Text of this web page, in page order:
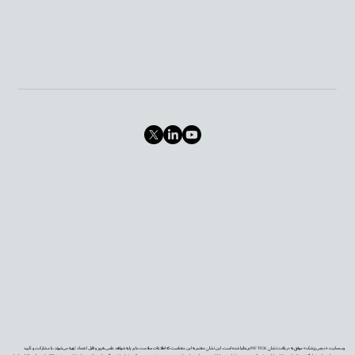
وب‌سایت «دیجی‌پزشک» موفق به دریافت نشان PIF TICK بریتانیا شده است. این نشان معتبر به این معناست که اطلاعات سلامت ما بر پایه شواهد علمی به‌روز و قابل اعتماد تهیه می‌شوند، با مشارکت و تأیید